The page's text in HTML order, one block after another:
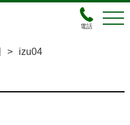
電話
> izu04